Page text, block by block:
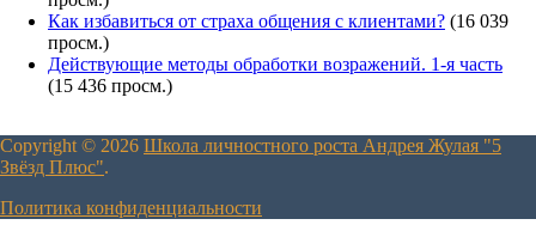
Как избавиться от страха общения с клиентами? (16 039
просм.)
Действующие методы обработки возражений. 1-я часть
(15 436 просм.)
Copyright © 2026 Школа личностного роста Андрея Жулая "5
Звёзд Плюс".
Политика конфиденциальности